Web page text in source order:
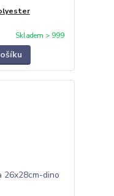
Skladem > 999